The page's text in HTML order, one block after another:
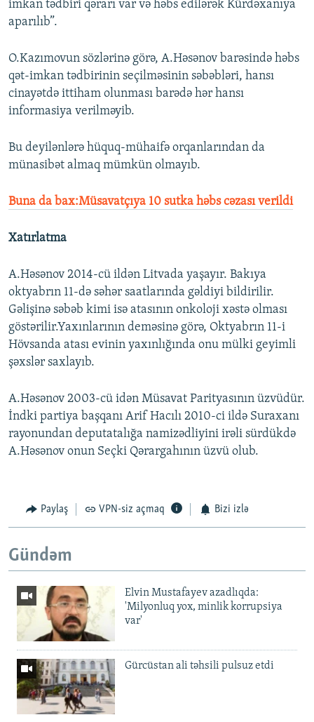
imkan tədbiri qərarı var və həbs edilərək Kürdəxanıya
aparılıb”.
O.Kazımovun sözlərinə görə, A.Həsənov barəsində həbs
qət-imkan tədbirinin seçilməsinin səbəbləri, hansı
cinayətdə ittiham olunması barədə hər hansı
informasiya verilməyib.
Bu deyilənlərə hüquq-mühaifə orqanlarından da
münasibət almaq mümkün olmayıb.
Buna da bax:Müsavatçıya 10 sutka həbs cəzası verildi
Xatırlatma
A.Həsənov 2014-cü ildən Litvada yaşayır. Bakıya
oktyabrın 11-də səhər saatlarında gəldiyi bildirilir.
Gəlişinə səbəb kimi isə atasının onkoloji xəstə olması
göstərilir.Yaxınlarının deməsinə görə, Oktyabrın 11-i
Hövsanda atası evinin yaxınlığında onu mülki geyimli
şəxslər saxlayıb.
A.Həsənov 2003-cü idən Müsavat Parityasının üzvüdür.
İndki partiya başqanı Arif Hacılı 2010-ci ildə Suraxanı
rayonundan deputatalığa namizədliyini irəli sürdükdə
A.Həsənov onun Seçki Qərargahının üzvü olub.
Paylaş VPN-siz açmaq Bizi izlə
Gündəm
Elvin Mustafayev azadlıqda:
'Milyonluq yox, minlik korrupsiya
var'
Gürcüstan ali təhsili pulsuz etdi